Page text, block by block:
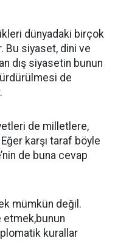
dünyadaki birçok
Bu siyaset, dini ve
dış siyasetin bunun
de
de milletlere,
karşı taraf böyle
de buna cevap
mümkün değil.
etmek,bunun
kurallar